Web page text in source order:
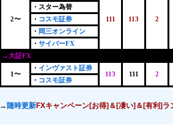
2〜 111 113 2
・スター為替
・ コスモ証券
・ 岡三オンライン
・ サイバーFX
→大証FX
1〜
・ インヴァスト証券
113
111 2
・ コスモ証券
→ 随時更新FXキャンペーン[お得]＆[凄い]＆[有利]ラ